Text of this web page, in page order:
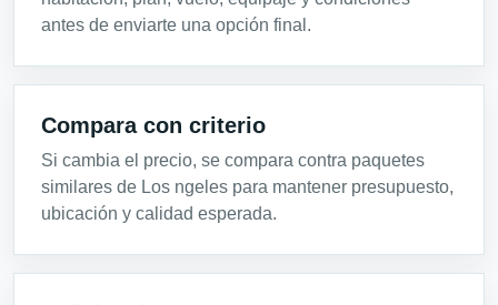
antes de enviarte una opción final.
Compara con criterio
Si cambia el precio, se compara contra paquetes
similares de Los ngeles para mantener presupuesto,
ubicación y calidad esperada.